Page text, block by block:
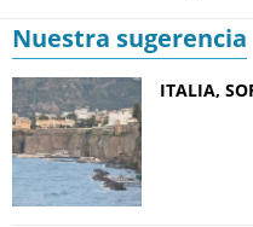
Nuestra sugerencia
ITALIA,